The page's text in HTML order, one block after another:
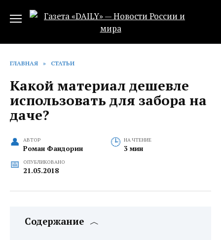
ГЛАВНАЯ » СТАТЬИ
Какой материал дешевле
использовать для забора на
даче?
АВТОР
Роман Фандорин
НА ЧТЕНИЕ
3 мин
ОПУБЛИКОВАНО
21.05.2018
Содержание